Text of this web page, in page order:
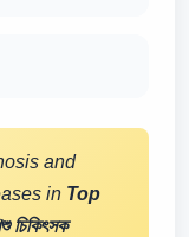
and
in Top
চিকিৎসক